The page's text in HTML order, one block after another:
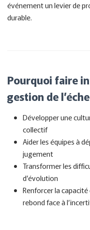
événement un levier de
durable.
Pourquoi faire
gestion de
Développer une
collectif
Aider les équipes à
jugement
Transformer les
d’évolution
Renforcer la
rebond face à